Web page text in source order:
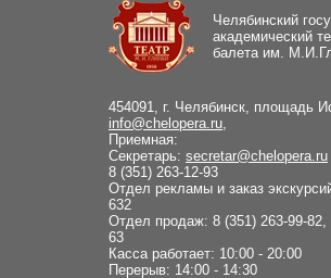
Челябинский
академический
балета им.
454091, г. Челябинск, площадь
info@chelopera.ru,
Приемная:
Секретарь: secretar@chelopera.ru
8 (351) 263-12-93
Отдел рекламы и заказ
632
Отдел продаж: 8 (351) 263-99-82,
63
Касса работает: 10:00 - 20:00
Перерыв: 14:00 - 14:30